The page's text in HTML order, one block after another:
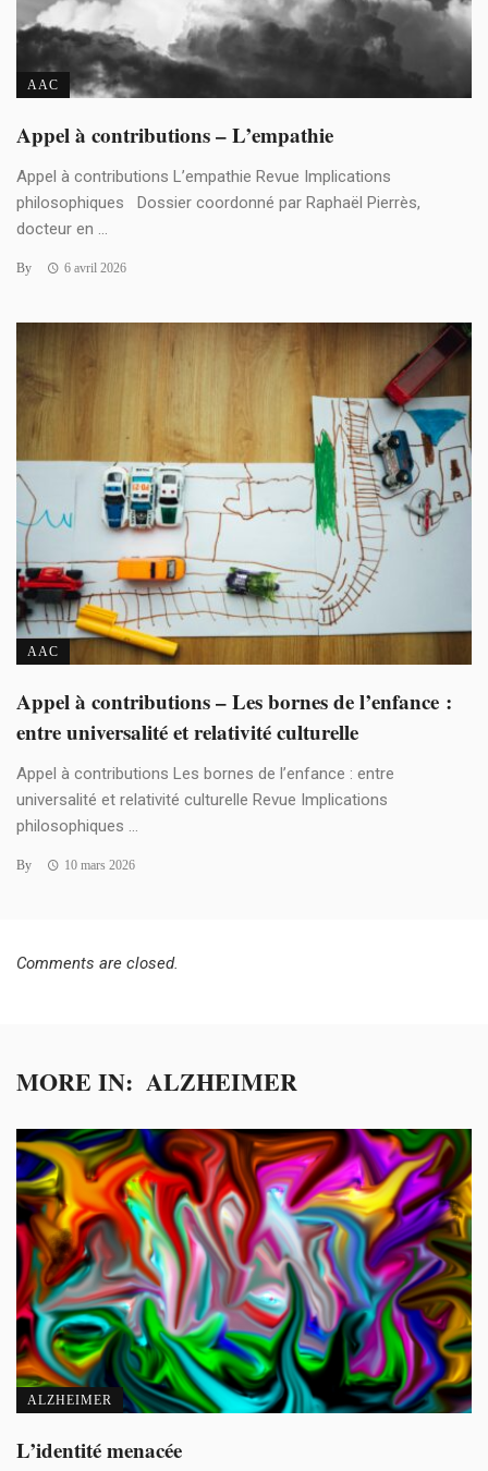
AAC
Appel à contributions – L’empathie
Appel à contributions L’empathie Revue Implications
philosophiques Dossier coordonné par Raphaël Pierrès,
docteur en ...
By 6 avril 2026
AAC
Appel à contributions – Les bornes de l’enfance :
entre universalité et relativité culturelle
Appel à contributions Les bornes de l’enfance : entre
universalité et relativité culturelle Revue Implications
philosophiques ...
By 10 mars 2026
Comments are closed.
MORE IN: ALZHEIMER
ALZHEIMER
L’identité menacée